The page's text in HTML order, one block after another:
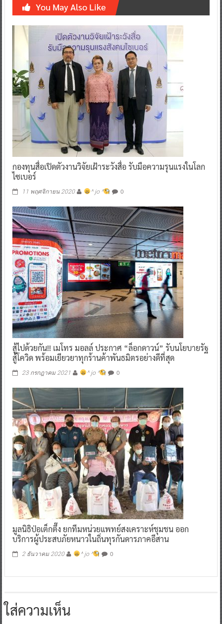
You May Also Like
กองทุนสื่อเปิดตัวงานวิจัยเฝ้าระวังสื่อ รับมือความรุนแรงในโลก
ไซเบอร์
11 พฤศจิกายน 2020 ^ jo ^ 0
สู้ไปด้วยกัน!! เมโทร มอลล์ ประกาศ “ล็อกดาวน์” รับนโยบายรัฐ
สู้โควิด พร้อมเยียวยาทุกร้านค้าพันธมิตรอย่างดีที่สุด
23 กรกฎาคม 2021 ^ jo ^ 0
มูลนิธิป่อเต็กตึ๊ง ยกทีมหน่วยแพทย์สงเคราะห์ชุมชน ออก
บริการผู้ประสบภัยหนาวในถิ่นทุรกันดารภาคอีสาน
2 ธันวาคม 2020 ^ jo ^ 0
ใส่ความเห็น